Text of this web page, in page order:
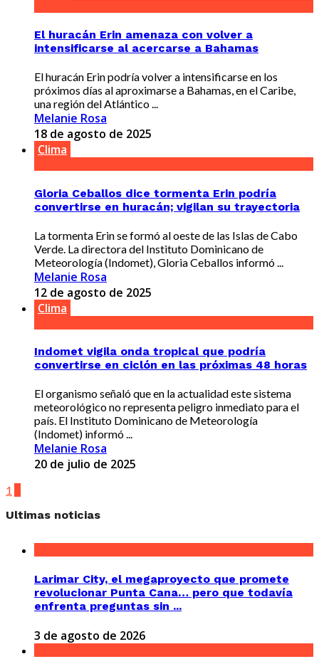
El huracán Erin amenaza con volver a
intensificarse al acercarse a Bahamas
El huracán Erin podría volver a intensificarse en los
próximos días al aproximarse a Bahamas, en el Caribe,
una región del Atlántico ...
Melanie Rosa
18 de agosto de 2025
Clima
Gloria Ceballos dice tormenta Erin podría
convertirse en huracán; vigilan su trayectoria
La tormenta Erin se formó al oeste de las Islas de Cabo
Verde. La directora del Instituto Dominicano de
Meteorología (Indomet), Gloria Ceballos informó ...
Melanie Rosa
12 de agosto de 2025
Clima
Indomet vigila onda tropical que podría
convertirse en ciclón en las próximas 48 horas
El organismo señaló que en la actualidad este sistema
meteorológico no representa peligro inmediato para el
país. El Instituto Dominicano de Meteorología
(Indomet) informó ...
Melanie Rosa
20 de julio de 2025
1
Ultimas noticias
Larimar City, el megaproyecto que promete
revolucionar Punta Cana… pero que todavía
enfrenta preguntas sin ...
3 de agosto de 2026